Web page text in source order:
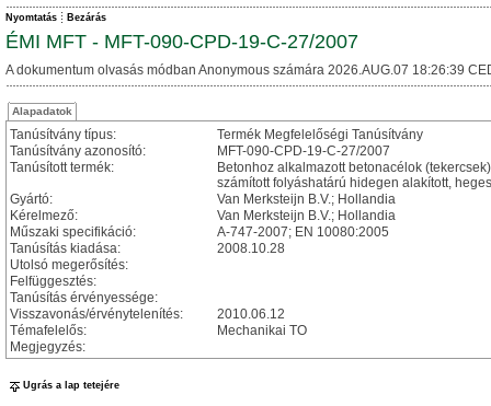
Nyomtatás Bezárás
ÉMI MFT - MFT-090-CPD-19-C-27/2007
A dokumentum olvasás módban Anonymous számára 2026.AUG.07 18:26:39
Alapadatok
Tanúsítvány típus:
Termék Megfelelőségi Tanúsítvány
Tanúsítvány azonosító:
MFT-090-CPD-19-C-27/2007
Tanúsított termék:
Betonhoz alkalmazott betonacélok
számított folyáshatárú hidegen alakított,
Gyártó:
Van Merksteijn B.V.; Hollandia
Kérelmező:
Van Merksteijn B.V.; Hollandia
Műszaki specifikáció:
A-747-2007; EN 10080:2005
Tanúsítás kiadása:
2008.10.28
Utolsó megerősítés:
Felfüggesztés:
Tanúsítás érvényessége:
Visszavonás/érvénytelenítés:
2010.06.12
Témafelelős:
Mechanikai TO
Megjegyzés:
Ugrás a lap tetejére